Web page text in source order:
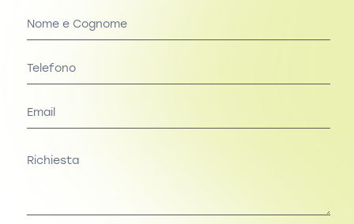
Personalizzazione